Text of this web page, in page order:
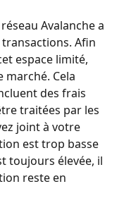
Avalanche a
Afin
espace limité,
marché. Cela
des frais
traitées par les
joint à votre
est trop basse
toujours élevée, il
reste en